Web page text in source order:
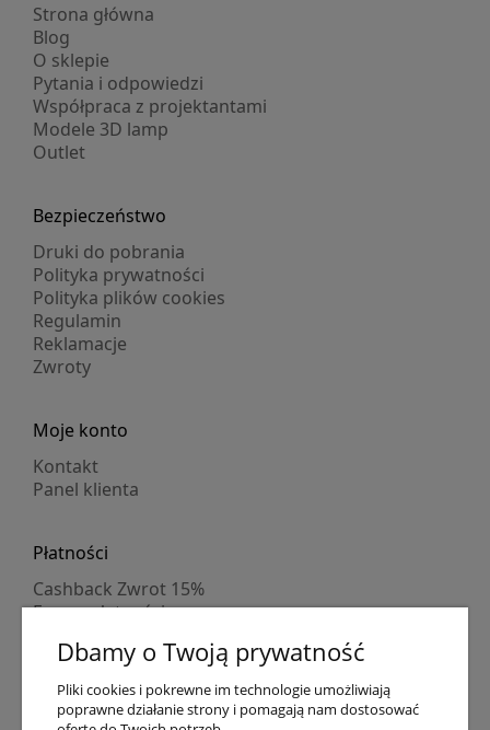
Strona główna
Blog
O sklepie
Pytania i odpowiedzi
Współpraca z projektantami
Modele 3D lamp
Outlet
Bezpieczeństwo
Druki do pobrania
Polityka prywatności
Polityka plików cookies
Regulamin
Reklamacje
Zwroty
Moje konto
Kontakt
Panel klienta
Płatności
Cashback Zwrot 15%
Formy płatności
Numer konta
PayPo kupujesz, nie płacisz
Progi rabatowe
Dbamy o Twoją prywatność
Pliki cookies i pokrewne im technologie umożliwiają
poprawne działanie strony i pomagają nam dostosować